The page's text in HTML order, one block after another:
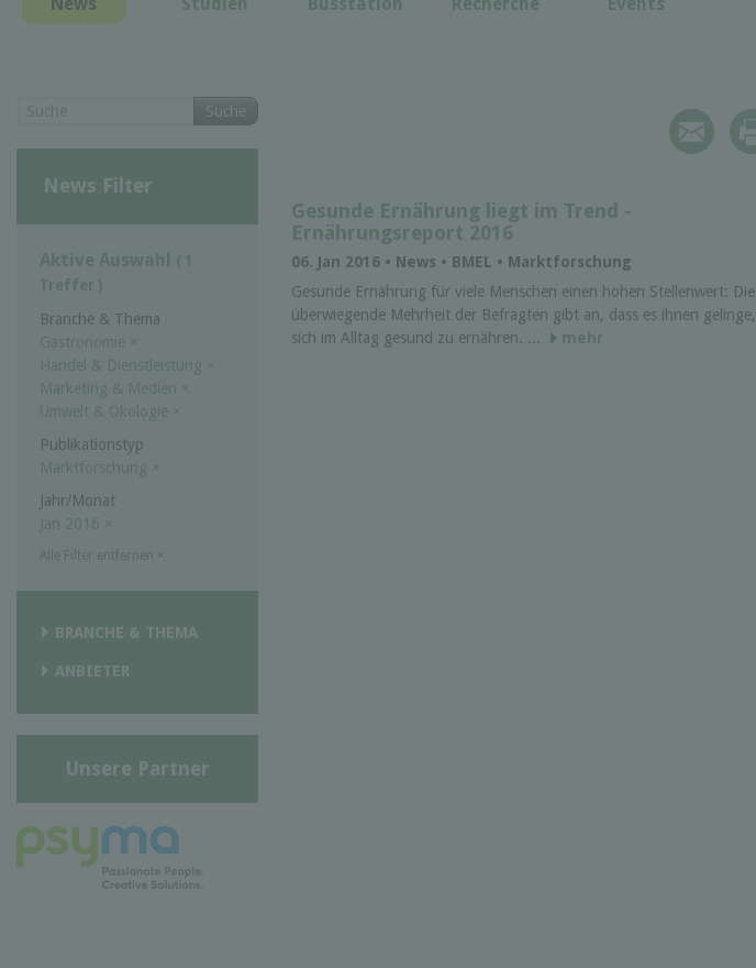
Gesunde Ernährung liegt im Trend -
Ernährungsreport 2016
06. Jan 2016 • News • BMEL • Marktforschung
Gesunde Ernährung für viele Menschen einen hohen Stellenwert: Die
überwiegende Mehrheit der Befragten gibt an, dass es ihnen gelinge,
sich im Alltag gesund zu ernähren. ...
mehr
Suche
News Filter
Aktive Auswahl ( 1
Treffer )
Branche & Thema
Gastronomie ×
Handel & Dienstleistung ×
Marketing & Medien ×
Umwelt & Ökologie ×
Publikationstyp
Marktforschung ×
Jahr/Monat
Jan 2016 ×
BRANCHE & THEMA
ANBIETER
Unsere Partner